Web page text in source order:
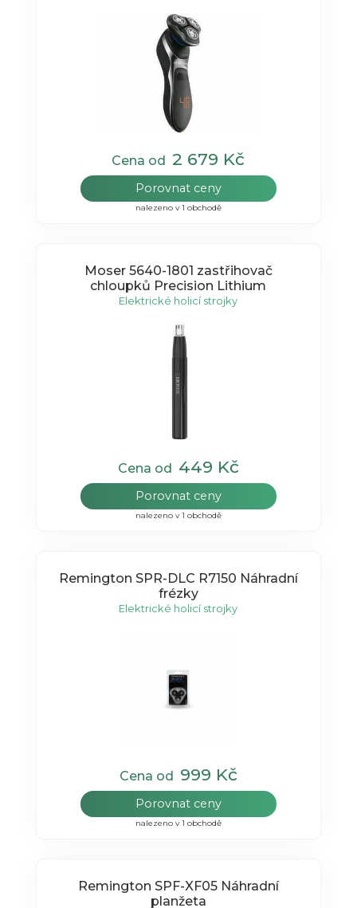
Cena od2 679 Kč
Porovnat ceny
nalezeno v 1 obchodě
Moser 5640-1801 zastřihovač
chloupků Precision Lithium
Elektrické holicí strojky
Cena od 449 Kč
Porovnat ceny
nalezeno v 1 obchodě
Remington SPR-DLC R7150 Náhradní
frézky
Elektrické holicí strojky
Cena od 999 Kč
Porovnat ceny
nalezeno v 1 obchodě
Remington SPF-XF05 Náhradní
planžeta